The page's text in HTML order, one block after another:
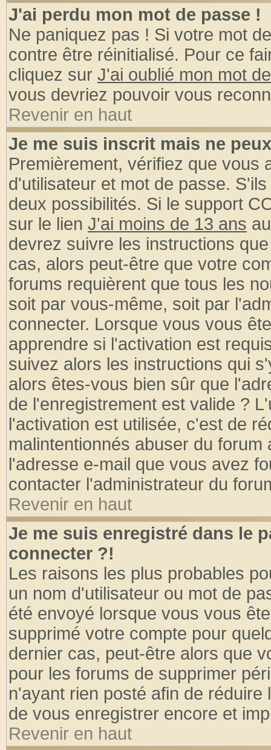
J'ai perdu mon mot de passe !
Ne paniquez pas ! Si votre mot
contre être réinitialisé. Pour ce
cliquez sur J'ai oublié mon mot
vous devriez pouvoir vous
Revenir en haut
Je me suis inscrit mais ne
Premièrement, vérifiez que vous
d'utilisateur et mot de passe.
deux possibilités. Si le support
sur le lien J'ai moins de 13 ans
devrez suivre les instructions
cas, alors peut-être que votre
forums requièrent que tous les
soit par vous-même, soit par
connecter. Lorsque vous vous
apprendre si l'activation est
suivez alors les instructions qui
alors êtes-vous bien sûr que
de l'enregistrement est valide ?
l'activation est utilisée, c'est de
malintentionnés abuser du
l'adresse e-mail que vous avez
contacter l'administrateur du
Revenir en haut
Je me suis enregistré dans le
connecter ?!
Les raisons les plus probables
un nom d'utilisateur ou mot de
été envoyé lorsque vous vous
supprimé votre compte pour
dernier cas, peut-être alors que
pour les forums de supprimer
n'ayant rien posté afin de
de vous enregistrer encore et
Revenir en haut